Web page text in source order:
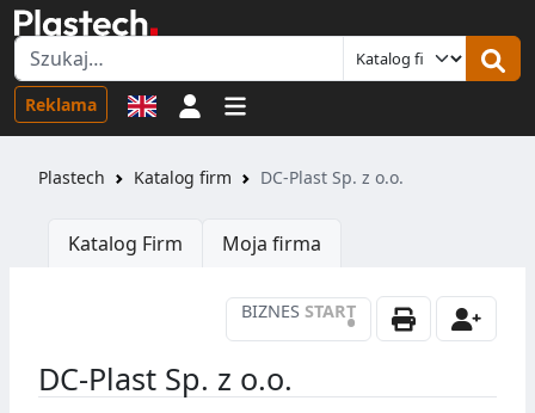
Reklama Logowanie
Plastech Katalog firm DC-Plast Sp. z o.o.
Katalog Firm Moja firma
BIZNES START
•
DC-Plast Sp. z o.o.